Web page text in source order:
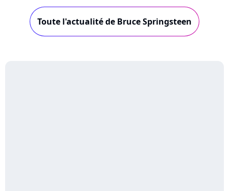
Toute l'actualité de Bruce Springsteen